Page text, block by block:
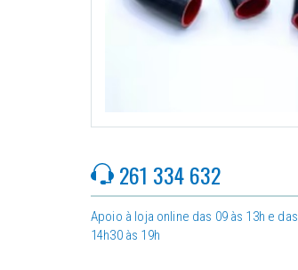
261 334 632
Apoio à loja online das 09 às 13h e das
14h30 às 19h